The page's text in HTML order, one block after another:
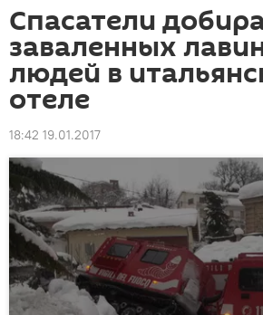
Спасатели
заваленных
людей в
отеле
18:42 19.01.2017